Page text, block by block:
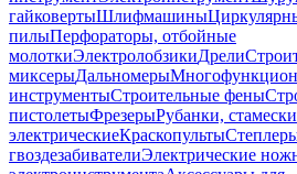
гайковертыШлифмашины
пилыПерфораторы, отбойные
молоткиЭлектролобзикиДрели
миксерыДальномеры
инструментыСтроительные фены
пистолетыФрезерыРубанки, стамески
электрическиеКраскопульты
гвоздезабивателиЭлектрические